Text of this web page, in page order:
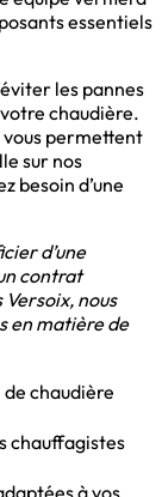
essentiels
les pannes
chaudière.
vous permettent
sur nos
besoin d’une
d’une
contrat
nous
en matière de
chaudière
chauffagistes
à vos